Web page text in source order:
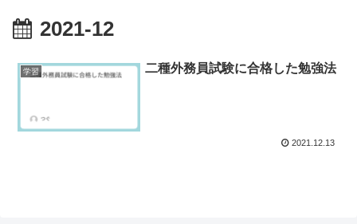
2021-12
学習 二種外務員試験に合格した勉強法
2021.12.13